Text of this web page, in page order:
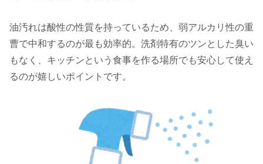
油汚れは酸性の性質を持っているため、弱アルカリ性の重
曹で中和するのが最も効率的。洗剤特有のツンとした臭い
もなく、キッチンという食事を作る場所でも安心して使え
るのが嬉しいポイントです。